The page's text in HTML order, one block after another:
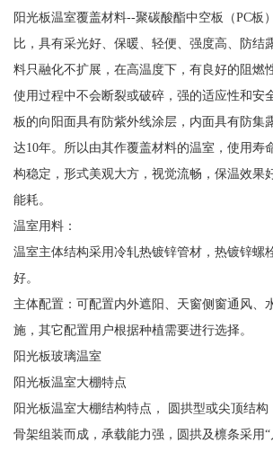
阳光板温室覆盖材料--聚碳酸酯中空板（PC板
比，具有采光好、保暖、轻便、强度高、防结
料只融化不扩展，在高温度下，有良好的阻燃
使用过程中不会断裂或破碎，强的适应性和安
板的向阳面具有防紫外线涂层，内面具有防集
达10年。所以由其作覆盖材料的温室，使用寿
构稳定，形式美观大方，视觉流畅，保温效果
能耗。
温室用料：
温室主体结构采用冷轧热镀锌管材，热镀锌螺
好。
主体配置：可配置内外遮阳、天窗侧窗通风、
施，其它配置用户根据种植需要进行选择。
阳光板玻璃温室
阳光板温室大棚特点
阳光板温室大棚结构特点， 圆拱型或尖顶结构
骨架组装而成，承载能力强，圆拱及檩条采用